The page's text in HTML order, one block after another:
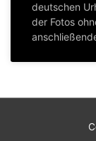
deutschen
der Fotos